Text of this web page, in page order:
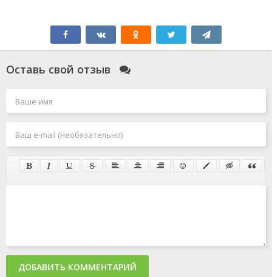
Оставь свой отзыв
ДОБАВИТЬ КОММЕНТАРИЙ